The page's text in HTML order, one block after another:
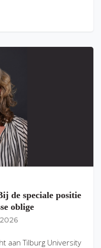
de speciale positie
oblige
aan Tilburg University